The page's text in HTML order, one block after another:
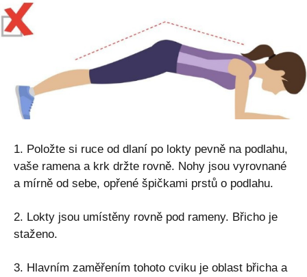
1. Položte si ruce od dlaní po lokty pevně na podlahu,
vaše ramena a krk držte rovně. Nohy jsou vyrovnané
a mírně od sebe, opřené špičkami prstů o podlahu.
2. Lokty jsou umístěny rovně pod rameny. Břicho je
staženo.
3. Hlavním zaměřením tohoto cviku je oblast břicha a